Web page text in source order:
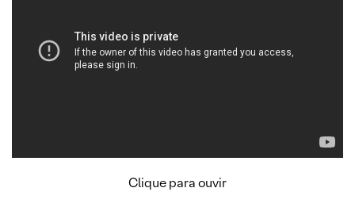
Clique para ouvir